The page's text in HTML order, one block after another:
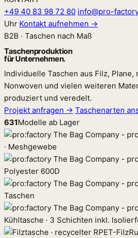
+49 40 83 98 72 80 info@pro-
Uhr Kontakt aufnehmen →
B2B · Taschen nach Maß
Taschen­produktion
für Unternehmen.
Individuelle Taschen aus Filz, Plane,
Nonwoven und vielen weiteren
produziert und veredelt.
Projekt anfragen → Taschenarten
631Modelle ab Lager
· Meshgewebe
Polyester 600D
Taschen
Kühltasche · 3 Schichten inkl.